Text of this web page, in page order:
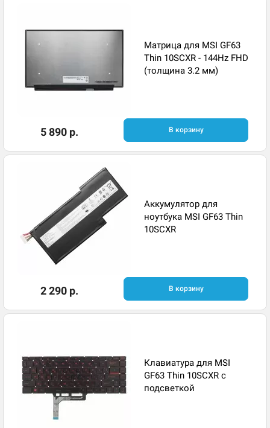
Матрица для MSI GF63
Thin 10SCXR - 144Hz FHD
(толщина 3.2 мм)
5 890 р. В корзину
Аккумулятор для
ноутбука MSI GF63 Thin
10SCXR
2 290 р. В корзину
Клавиатура для MSI
GF63 Thin 10SCXR с
подсветкой